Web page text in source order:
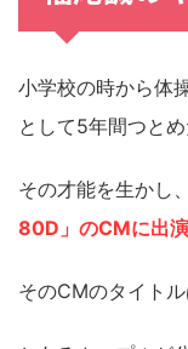
小学校の時から体
として5年間つと
その才能を生かし、
80D」のCMに出演
そのCMのタイトル